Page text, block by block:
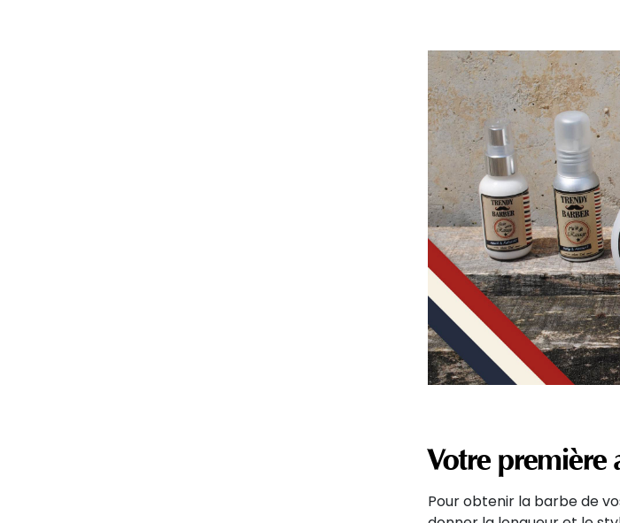
Votre première
Pour obtenir la barbe de